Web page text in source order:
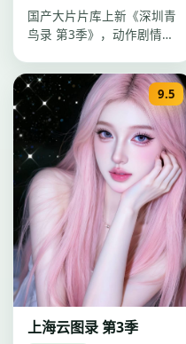
国产大片片库上新《深圳青
鸟录 第3季》，动作剧情紧
准，20…
9.5
上海云图录 第3季